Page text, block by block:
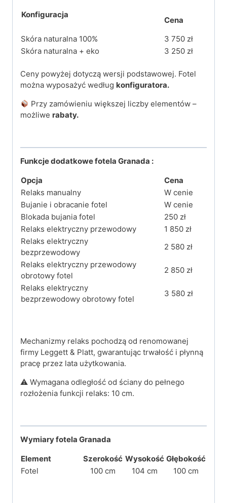
Konfiguracja
Cena
Skóra naturalna 100%
3 750 zł
Skóra naturalna + eko
3 250 zł
Ceny powyżej dotyczą wersji podstawowej. Fotel
można wyposażyć według konfiguratora.
Przy zamówieniu większej liczby elementów –
możliwe rabaty.
Funkcje dodatkowe fotela Granada :
Opcja
Cena
Relaks manualny
W cenie
Bujanie i obracanie fotel
W cenie
Blokada bujania fotel
250 zł
Relaks elektryczny przewodowy
1 850 zł
Relaks elektryczny
bezprzewodowy
2 580 zł
Relaks elektryczny przewodowy
obrotowy fotel
2 850 zł
Relaks elektryczny
bezprzewodowy obrotowy fotel
3 580 zł
Mechanizmy relaks pochodzą od renomowanej
firmy Leggett & Platt, gwarantując trwałość i płynną
pracę przez lata użytkowania.
⚠️ Wymagana odległość od ściany do pełnego
rozłożenia funkcji relaks: 10 cm.
Wymiary fotela Granada
Element
Szerokość Wysokość Głębokość
Fotel
100 cm 104 cm 100 cm